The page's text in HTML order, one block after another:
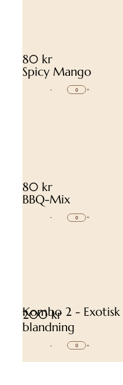
80 kr
Spicy Mango
- +
80 kr
BBQ-Mix
- +
200 kr
Kombo 2 - Exotisk
blandning
- +